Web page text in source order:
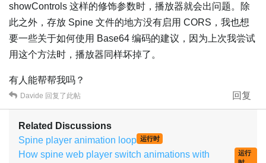
showControls 这样的修饰参数时，播放器就会出问题。除
此之外，存放 Spine 文件的地方没有启用 CORS，我也想
要一些关于如何使用 Base64 编码的建议，因为上次我尝试
用这个方法时，播放器同样坏掉了。
有人能帮帮我吗？
回复
Davide 回复了此帖
Related Discussions
Spine player animation loop 运行时
How spine web player switch animations with
运行